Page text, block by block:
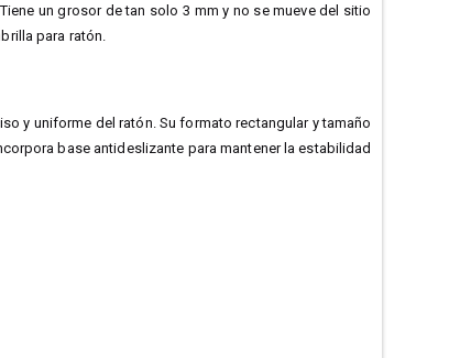
un grosor de tan solo 3 mm y no se mueve del sitio
para ratón.
y uniforme del ratón. Su formato rectangular y tamaño
base antideslizante para mantener la estabilidad